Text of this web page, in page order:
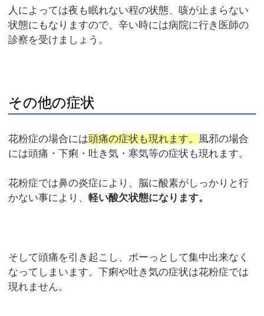
人によっては夜も眠れない程の状態、咳が止まらない
状態にもなりますので、辛い時には病院に行き医師の
診察を受けましょう。
その他の症状
花粉症の場合には頭痛の症状も現れます。 風邪の場合
には頭痛・下痢・吐き気・寒気等の症状も現れます。
花粉症では鼻の炎症により、脳に酸素がしっかりと行
かない事により、軽い酸欠状態になります。
そして頭痛を引き起こし、ボーっとして集中出来なく
なってしまいます。下痢や吐き気の症状は花粉症では
現れません。